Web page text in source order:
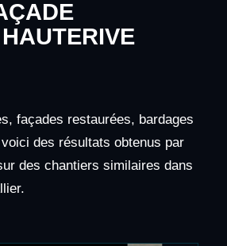
façades restaurées, bardages
des résultats obtenus par
des chantiers similaires dans